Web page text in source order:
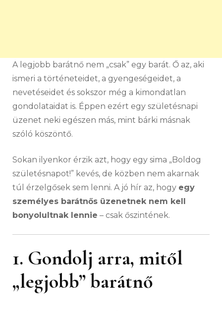
A legjobb barátnő nem „csak” egy barát. Ő az, aki
ismeri a történeteidet, a gyengeségeidet, a
nevetéseidet és sokszor még a kimondatlan
gondolataidat is. Éppen ezért egy születésnapi
üzenet neki egészen más, mint bárki másnak
szóló köszöntő.
Sokan ilyenkor érzik azt, hogy egy sima „Boldog
születésnapot!” kevés, de közben nem akarnak
túl érzelgősek sem lenni. A jó hír az, hogy egy
személyes barátnős üzenetnek nem kell
bonyolultnak lennie – csak őszintének.
1. Gondolj arra, mitől
„legjobb” barátnő